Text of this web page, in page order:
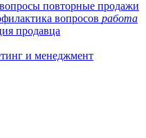
повторные продажи
вопросов работа
продавца
и менеджмент